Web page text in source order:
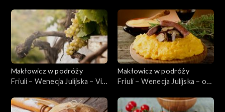
Makłowicz w podróży
Friuli – Wenecja Julijska – Via
Makłowicz w podróży
Friuli – Wenecja Julijska – od